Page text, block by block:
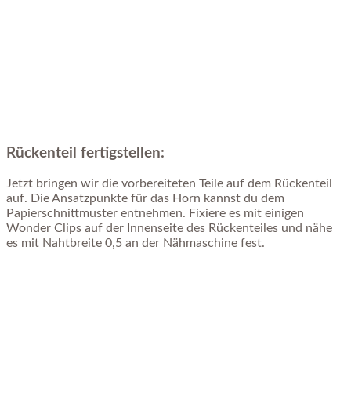
Rückenteil fertigstellen:
Jetzt bringen wir die vorbereiteten Teile auf dem Rückenteil
auf. Die Ansatzpunkte für das Horn kannst du dem
Papierschnittmuster entnehmen. Fixiere es mit einigen
Wonder Clips auf der Innenseite des Rückenteiles und nähe
es mit Nahtbreite 0,5 an der Nähmaschine fest.